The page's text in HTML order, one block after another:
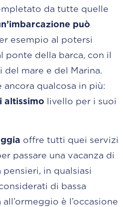
da tutte quelle
può
esempio al potersi
ponte della barca, con il
mare e del Marina.
qualcosa in più:
altissimo livello per i suoi
offre tutti quei servizi
passare una vacanza di
in qualsiasi
di bassa
è l’occasione